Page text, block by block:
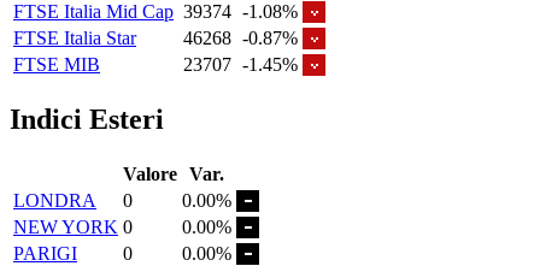
FTSE Italia Mid Cap 39374 -1.08%
FTSE Italia Star
46268 -0.87%
FTSE MIB
23707 -1.45%
Indici Esteri
Valore Var.
LONDRA
0
0.00%
NEW YORK 0
0.00%
PARIGI
0
0.00%